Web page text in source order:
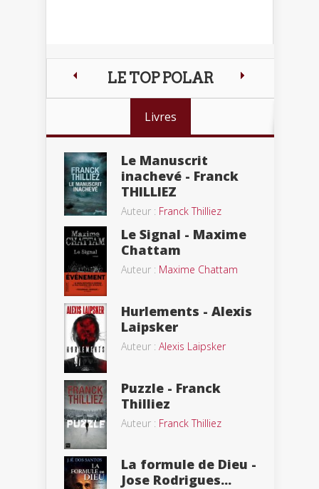
LE TOP POLAR
Livres
Le Manuscrit
inachevé - Franck
THILLIEZ
Auteur : Franck Thilliez
Le Signal - Maxime
Chattam
Auteur : Maxime Chattam
Hurlements - Alexis
Laipsker
Auteur : Alexis Laipsker
Puzzle - Franck
Thilliez
Auteur : Franck Thilliez
La formule de Dieu -
Jose Rodrigues...